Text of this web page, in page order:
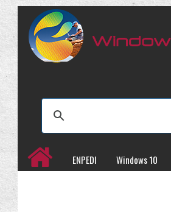
ENPEDI Windows 10